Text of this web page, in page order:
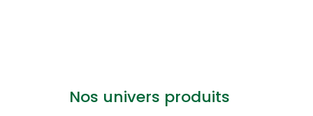
Nos univers produits